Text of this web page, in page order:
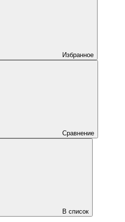
Избранное
Сравнение
В список